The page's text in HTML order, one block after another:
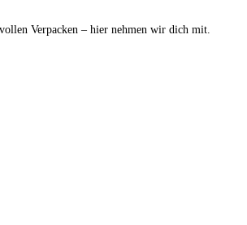
Verpacken – hier nehmen wir dich mit.